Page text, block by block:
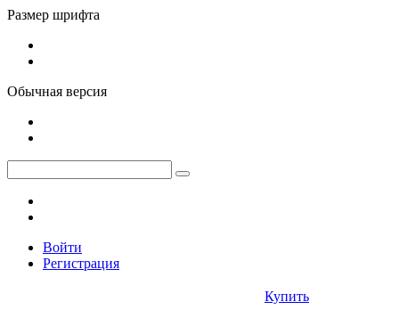
Размер шрифта
Обычная версия
Войти
Регистрация
Купить